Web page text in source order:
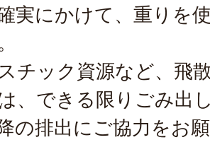
実にかけて、重りを
チック資源など、飛
、できる限りごみ出
の排出にご協力をお